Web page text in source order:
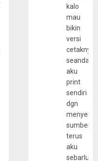
kalo
mau
bikin
versi
cetaknya
aku
print
sendiri
dgn
sumber
terus
aku